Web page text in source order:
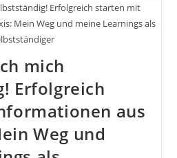
Erfolgreich starten mit
Mein Weg und meine Learnings als
mich
Erfolgreich
aus
Weg und